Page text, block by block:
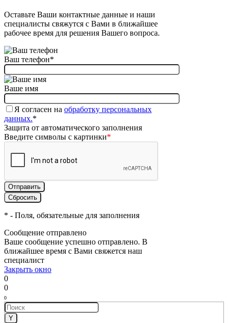
Оставьте Ваши контактные данные и наши
специалисты свяжутся с Вами в ближайшее
рабочее время для решения Вашего вопроса.
Ваш телефон*
Ваше имя
Я согласен на обработку персональных
данных.*
Защита от автоматического заполнения
Введите символы с картинки*
* - Поля, обязательные для заполнения
Сообщение отправлено
Ваше сообщение успешно отправлено. В
ближайшее время с Вами свяжется наш
специалист
Закрыть окно
0
0
0